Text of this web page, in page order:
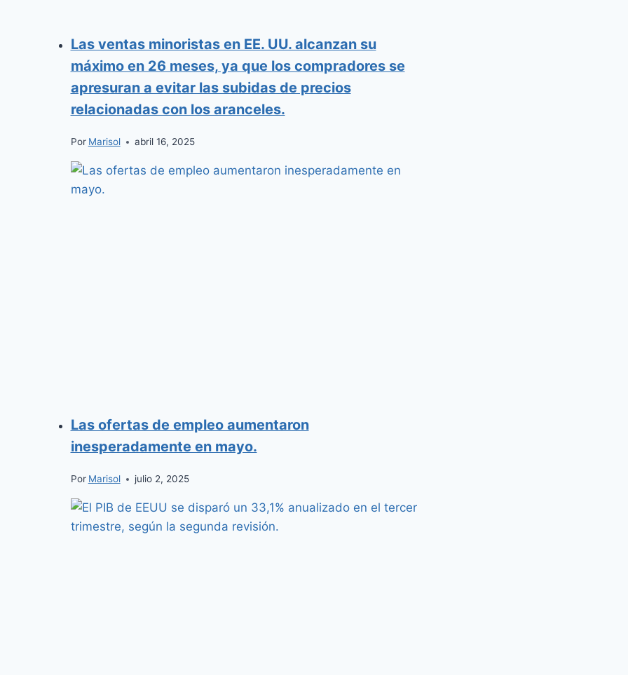
Las ventas minoristas en EE. UU. alcanzan su
máximo en 26 meses, ya que los compradores se
apresuran a evitar las subidas de precios
relacionadas con los aranceles.
Por Marisol abril 16, 2025
Las ofertas de empleo aumentaron
inesperadamente en mayo.
Por Marisol julio 2, 2025